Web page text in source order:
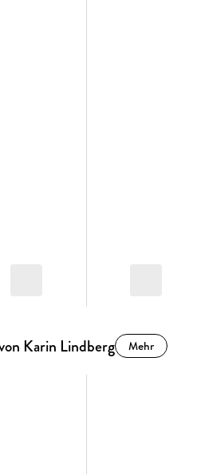
Karin Lindberg Mehr